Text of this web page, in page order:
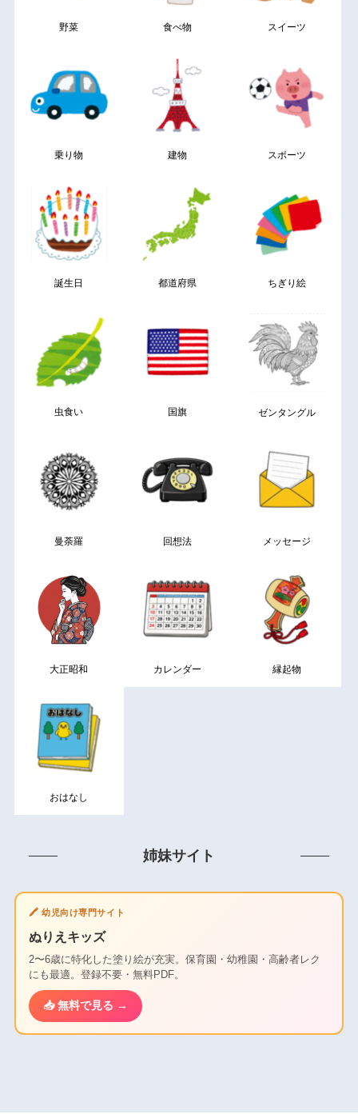
野菜 食べ物 スイーツ
乗り物 建物 スポーツ
誕生日 都道府県 ちぎり絵
虫食い 国旗 ゼンタングル
曼荼羅 回想法 メッセージ
大正昭和 カレンダー 縁起物
おはなし
姉妹サイト
🖍️ 幼児向け専門サイト
ぬりえキッズ
2〜6歳に特化した塗り絵が充実。保育園・幼稚園・高齢者レク
にも最適。登録不要・無料PDF。
📥 無料で見る →